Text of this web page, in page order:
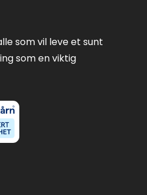
som vil leve et sunt
som en viktig